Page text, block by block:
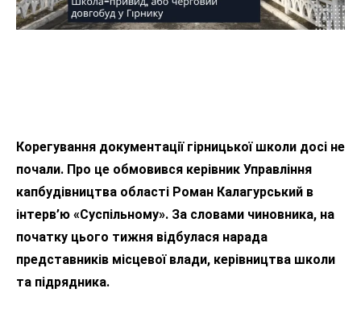
Корегування документації гірницької школи досі не
почали. Про це обмовився керівник Управління
капбудівництва області Роман Калагурський в
інтерв’ю «Суспільному». За словами чиновника, на
початку цього тижня відбулася нарада
представників місцевої влади, керівництва школи
та підрядника.